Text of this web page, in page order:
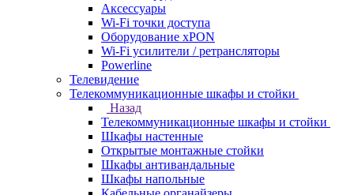
Аксессуары
Wi-Fi точки доступа
Оборудование хPON
Wi-Fi усилители / ретрансляторы
Powerline
Телевидение
Телекоммуникационные шкафы и стойки
Назад
Телекоммуникационные шкафы и стойки
Шкафы настенные
Открытые монтажные стойки
Шкафы антивандальные
Шкафы напольные